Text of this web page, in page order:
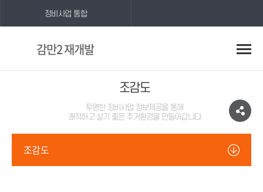
정비사업 통합
감만2 재개발
조감도
투명한 정비사업 정보제공을 통해
쾌적하고 살기 좋은 주거환경을 만들어갑니다
조감도